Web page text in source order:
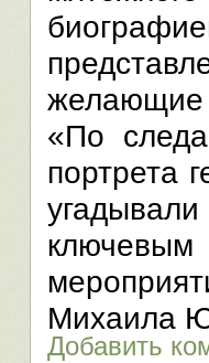
желающие
«По
портрета
Михаила
Добавить